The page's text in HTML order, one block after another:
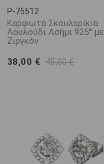
P-75512
Καρφωτά Σκουλαρίκια
Λουλούδι Ασήμι 925° με
Ζιργκόν
38,00 € 45,00 €